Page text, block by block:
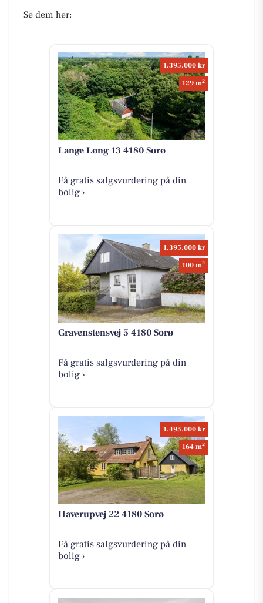
Se dem her:
1.395.000 kr
129 m2
Lange Løng 13 4180 Sorø
Få gratis salgsvurdering på din
bolig ›
1.395.000 kr
100 m2
Gravenstensvej 5 4180 Sorø
Få gratis salgsvurdering på din
bolig ›
1.495.000 kr
164 m2
Haverupvej 22 4180 Sorø
Få gratis salgsvurdering på din
bolig ›